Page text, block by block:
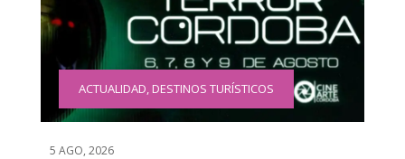
ACTUALIDAD,DESTINOS TURÍSTICOS
5 AGO, 2026